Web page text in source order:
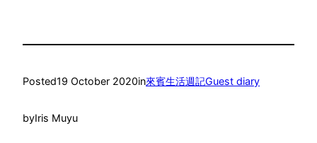
Posted19 October 2020in來賓生活週記Guest diary
byIris Muyu